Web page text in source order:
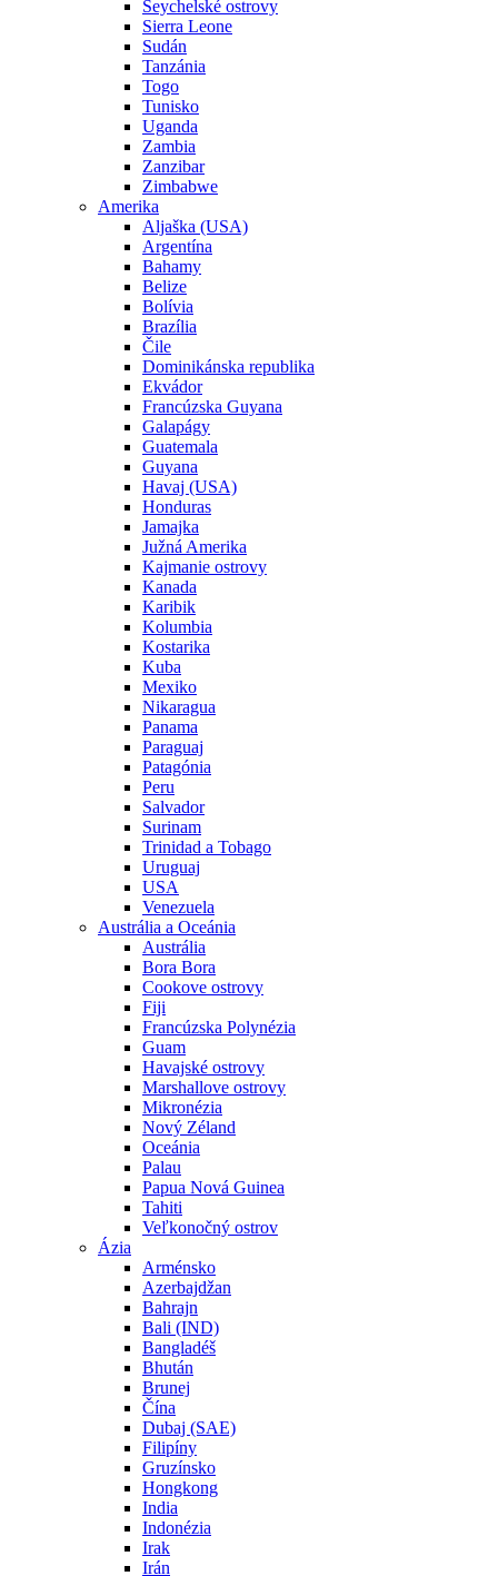
Seychelské ostrovy
Sierra Leone
Sudán
Tanzánia
Togo
Tunisko
Uganda
Zambia
Zanzibar
Zimbabwe
Amerika
Aljaška (USA)
Argentína
Bahamy
Belize
Bolívia
Brazília
Čile
Dominikánska republika
Ekvádor
Francúzska Guyana
Galapágy
Guatemala
Guyana
Havaj (USA)
Honduras
Jamajka
Južná Amerika
Kajmanie ostrovy
Kanada
Karibik
Kolumbia
Kostarika
Kuba
Mexiko
Nikaragua
Panama
Paraguaj
Patagónia
Peru
Salvador
Surinam
Trinidad a Tobago
Uruguaj
USA
Venezuela
Austrália a Oceánia
Austrália
Bora Bora
Cookove ostrovy
Fiji
Francúzska Polynézia
Guam
Havajské ostrovy
Marshallove ostrovy
Mikronézia
Nový Zéland
Oceánia
Palau
Papua Nová Guinea
Tahiti
Veľkonočný ostrov
Ázia
Arménsko
Azerbajdžan
Bahrajn
Bali (IND)
Bangladéš
Bhután
Brunej
Čína
Dubaj (SAE)
Filipíny
Gruzínsko
Hongkong
India
Indonézia
Irak
Irán